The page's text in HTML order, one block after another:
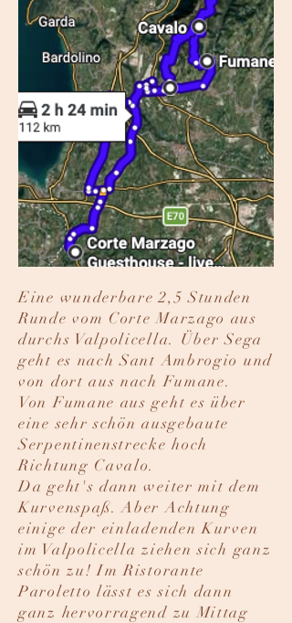
Eine wunderbare 2,5 Stunden
Runde vom Corte Marzago aus
durchs Valpolicella. Über Sega
geht es nach Sant Ambrogio und
von dort aus nach Fumane.
Von Fumane aus geht es über
eine sehr schön ausgebaute
Serpentinenstrecke hoch
Richtung Cavalo.
Da geht's dann weiter mit dem
Kurvenspaß. Aber Achtung
einige der einladenden Kurven
im Valpolicella ziehen sich ganz
schön zu! Im Ristorante
Paroletto lässt es sich dann
ganz hervorragend zu Mittag